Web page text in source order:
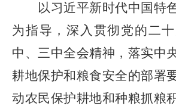
以习近平新时代中国特
为指导，深入贯彻 党的二
中、三中全会精神，落实中
耕地保护和粮食安全的部署
动农民保护耕地和种粮抓粮